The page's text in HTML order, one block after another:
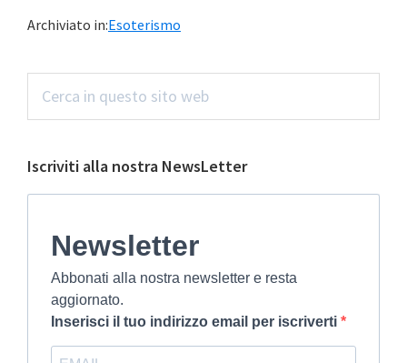
Archiviato in:Esoterismo
Barra
laterale
web
Iscriviti alla nostra NewsLetter
Newsletter
Abbonati alla nostra newsletter e resta
aggiornato.
Inserisci il tuo indirizzo email per iscriverti